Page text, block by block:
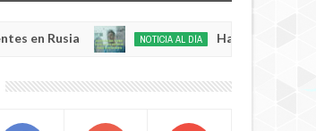
20250
NOTICIA AL DÍA Habló con Dios: Hombre